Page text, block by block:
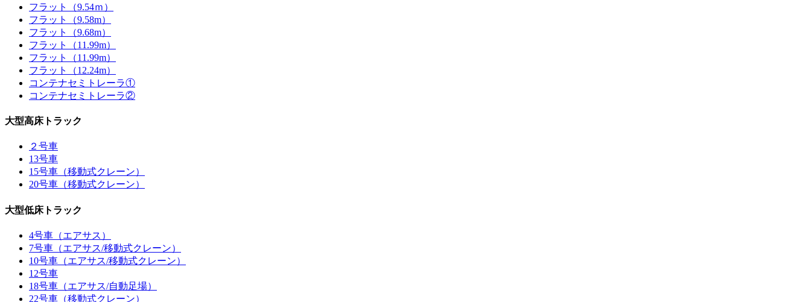
フラット（9.54ｍ）
フラット（9.58m）
フラット（9.68m）
フラット（11.99m）
フラット（11.99m）
フラット（12.24m）
コンテナセミトレーラ①
コンテナセミトレーラ②
大型高床トラック
２号車
13号車
15号車（移動式クレーン）
20号車（移動式クレーン）
大型低床トラック
4号車（エアサス）
7号車（エアサス/移動式クレーン）
10号車（エアサス/移動式クレーン）
12号車
18号車（エアサス/自動足場）
22号車（移動式クレーン）